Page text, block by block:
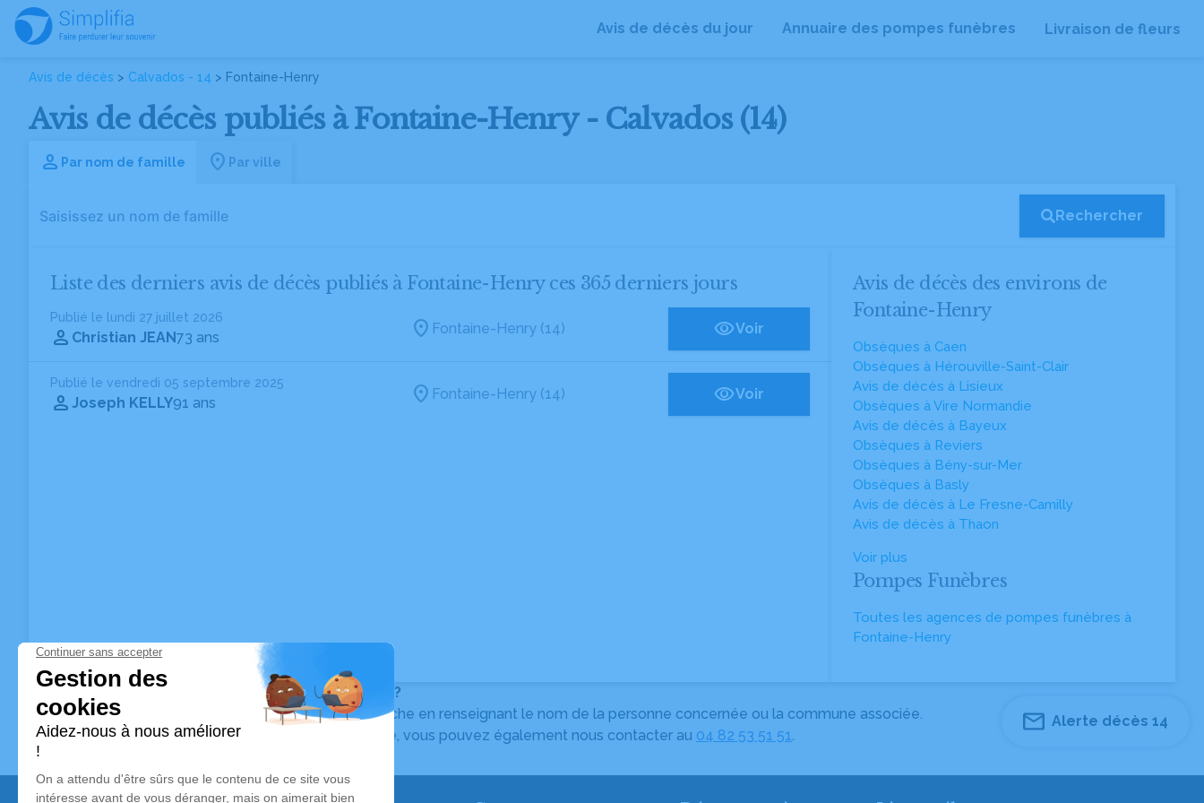
Avis de décès du jour Annuaire des pompes funèbres Livraison de fleurs
Avis de décès > Calvados - 14 > Fontaine-Henry
Avis de décès publiés à Fontaine-Henry - Calvados (14)
Par nom de famille Par ville
Rechercher
Liste des derniers avis de décès publiés à Fontaine-Henry ces 365 derniers jours
Publié le lundi 27 juillet 2026
Christian JEAN73 ans
Fontaine-Henry (14) Voir
Publié le vendredi 05 septembre 2025
Joseph KELLY91 ans
Fontaine-Henry (14) Voir
Avis de décès des environs de
Fontaine-Henry
Obsèques à Caen
Obsèques à Hérouville-Saint-Clair
Avis de décès à Lisieux
Obsèques à Vire Normandie
Avis de décès à Bayeux
Obsèques à Reviers
Obsèques à Bény-sur-Mer
Obsèques à Basly
Avis de décès à Le Fresne-Camilly
Avis de décès à Thaon
Voir plus
Pompes Funèbres
Toutes les agences de pompes funèbres à
Fontaine-Henry
Vous ne trouvez pas l’avis de décès recherché ?
Pour affiner votre recherche, utilisez la barre de recherche en renseignant le nom de la personne concernée ou la commune associée.
Pour toute question relative au fonctionnement du site, vous pouvez également nous contacter au 04 82 53 51 51.
Alerte décès 14